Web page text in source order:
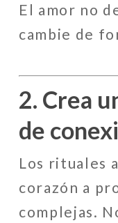
El amor no
cambie de
2. Crea
de
Los rituales
corazón a
complejas.